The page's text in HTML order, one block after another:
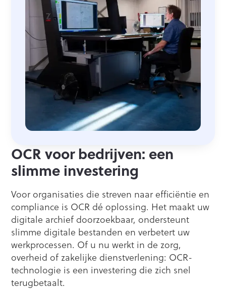
OCR voor bedrijven: een
slimme investering
Voor organisaties die streven naar efficiëntie en
compliance is OCR dé oplossing. Het maakt uw
digitale archief doorzoekbaar, ondersteunt
slimme digitale bestanden en verbetert uw
werkprocessen. Of u nu werkt in de zorg,
overheid of zakelijke dienstverlening: OCR-
technologie is een investering die zich snel
terugbetaalt.